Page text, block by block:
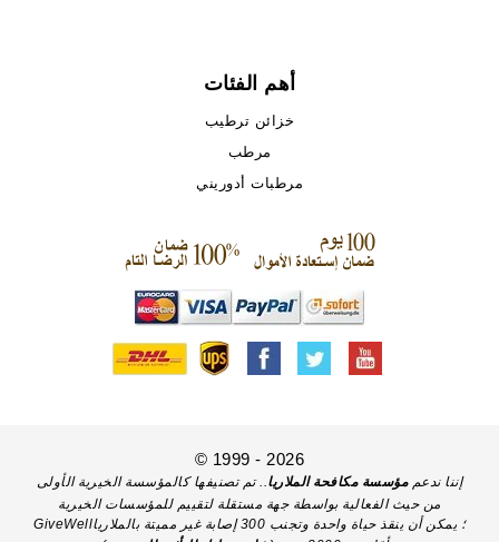
أهم الفئات
خزائن ترطيب
مرطب
مرطبات أدوريني
© 1999 - 2026
إننا ندعممؤسسة مكافحة الملاريا.. تم تصنيفها كالمؤسسة الخيرية الأولى
من حيث الفعالية بواسطة جهة مستقلة لتقييم للمؤسسات الخيرية
GiveWell؛ يمكن أن ينقذ حياة واحدة وتجنب 300 إصابة غير مميتة بالملاريا